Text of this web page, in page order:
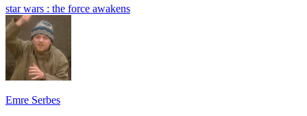
star wars : the force awakens
Emre Serbes